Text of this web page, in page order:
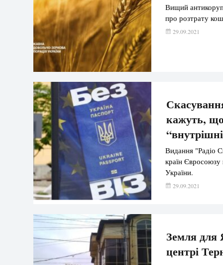
Вищий
про розтрату
29.09.2021
кажуть,
Видання "Радіо
країн
України.
29.09.2021
Земля для
центрі